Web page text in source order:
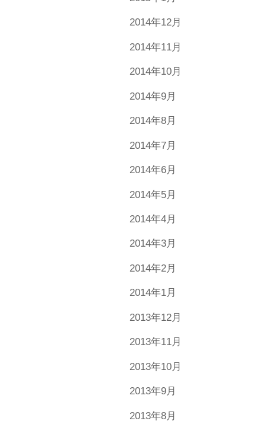
2014年12月
2014年11月
2014年10月
2014年9月
2014年8月
2014年7月
2014年6月
2014年5月
2014年4月
2014年3月
2014年2月
2014年1月
2013年12月
2013年11月
2013年10月
2013年9月
2013年8月